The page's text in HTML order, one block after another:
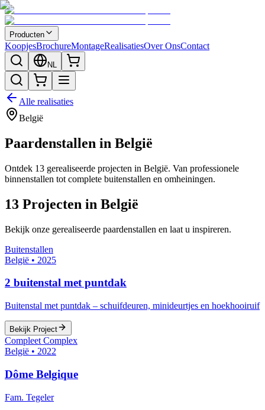
Producten
KoopjesBrochureMontageRealisatiesOver OnsContact
NL
Alle realisaties
België
Paardenstallen in België
Ontdek 13 gerealiseerde projecten in België. Van professionele
binnenstallen tot complete buitenstallen en omheiningen.
13 Projecten in België
Bekijk onze gerealiseerde paardenstallen en laat u inspireren.
Buitenstallen
België • 2025
2 buitenstal met puntdak
Buitenstal met puntdak – schuifdeuren, minideurtjes en hoekhooiruif
Bekijk Project
Compleet Complex
België • 2022
Dôme Belgique
Fam. Tegeler